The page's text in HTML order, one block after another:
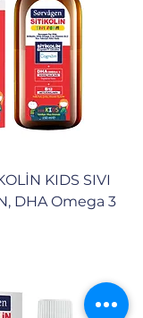
KIDS SIVI
DHA Omega 3